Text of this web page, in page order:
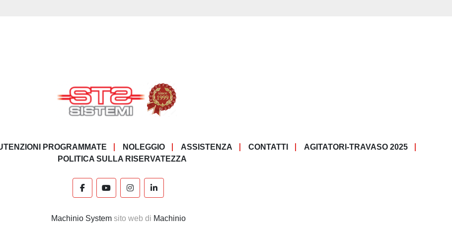
PROGRAMMATE NOLEGGIO ASSISTENZA CONTATTI
AGITATORI-TRAVASO 2025
POLITICA SULLA RISERVATEZZA
facebookyoutubeinstagramlinkedin
Machinio Systemsito web di Machinio